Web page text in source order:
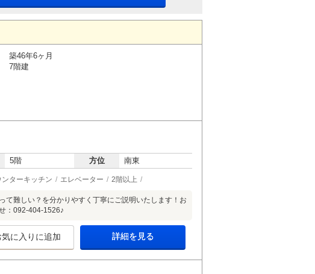
築46年6ヶ月
7階建
5階 方位 南東
ンターキッチン エレベーター 2階以上
難しい？を分かりやすく丁寧にご説明いたします！お
：092-404-1526♪
気に入りに追加 詳細を見る